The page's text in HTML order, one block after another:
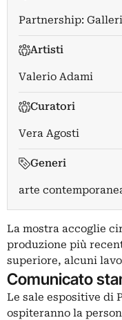
Partnership:
Artisti
Valerio Adami
Curatori
Vera Agosti
Generi
arte
La mostra accoglie
produzione più
superiore, alcuni
Comunicato
Le sale espositive di
ospiteranno la